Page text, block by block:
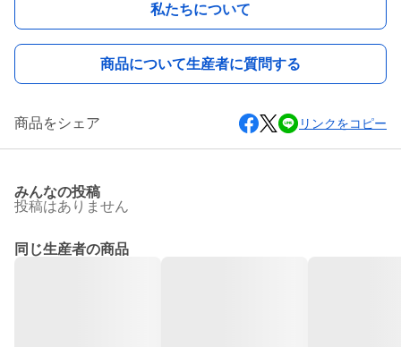
私たちについて
商品について生産者に質問する
商品をシェア リンクをコピー
みんなの投稿
投稿はありません
同じ生産者の商品